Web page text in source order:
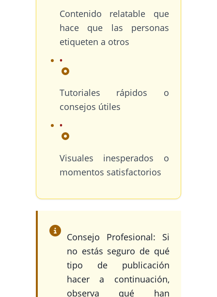
Contenido relatable que
hace que las personas
etiqueten a otros
Tutoriales rápidos o
consejos útiles
Visuales inesperados o
momentos satisfactorios
Consejo Profesional: Si
no estás seguro de qué
tipo de publicación
hacer a continuación,
observa qué han